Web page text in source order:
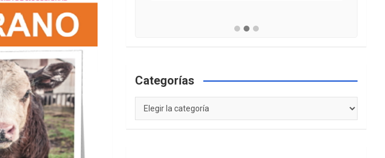
Categorías
Categorías